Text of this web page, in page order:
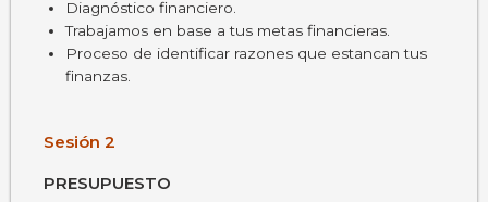
Diagnóstico financiero.
Trabajamos en base a tus metas financieras.
Proceso de identificar razones que estancan tus
finanzas.
Sesión 2
PRESUPUESTO